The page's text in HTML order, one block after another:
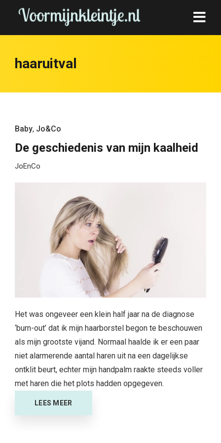
haaruitval
Baby, Jo&Co
De geschiedenis van mijn kaalheid
JoEnCo
Het was ongeveer een klein half jaar na de diagnose
‘burn-out’ dat ik mijn haarborstel begon te beschouwen
als mijn grootste vijand. Normaal haalde ik er een paar
niet alarmerende aantal haren uit na een dagelijkse
ontklit beurt, echter mijn handpalm raakte steeds voller
met haren die het plots hadden opgegeven.
LEES MEER